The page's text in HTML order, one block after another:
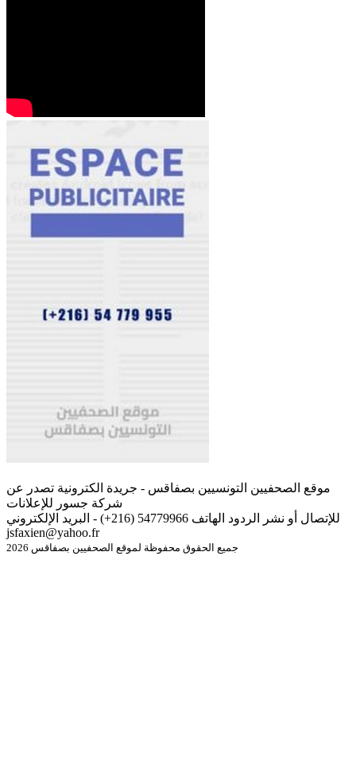
موقع الصحفيين التونسيين بصفاقس - جريدة الكترونية تصدر عن
شركة جسور للإعلانات
للإتصال أو نشر الردود الهاتف 54779966 (216+) - البريد الإلكتروني
jsfaxien@yahoo.fr
جميع الحقوق محفوظة لموقع الصحفيين بصفاقس 2026